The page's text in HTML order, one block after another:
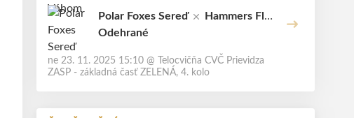
Polar Foxes Sereď
Hammers Flo
orball
Odehrané
ne 23. 11. 2025 15:10@
Telocvičňa CVČ Prievidza
ZASP - základná časť ZELENÁ, 4. kolo